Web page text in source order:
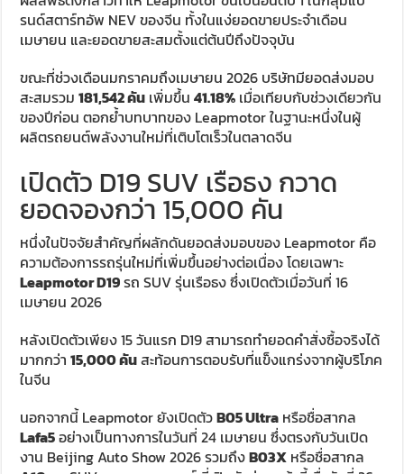
รนด์สตาร์ทอัพ NEV ของจีน ทั้งในแง่ยอดขายประจำเดือน
เมษายน และยอดขายสะสมตั้งแต่ต้นปีถึงปัจจุบัน
ขณะที่ช่วงเดือนมกราคมถึงเมษายน 2026 บริษัทมียอดส่งมอบ
สะสมรวม181,542 คัน เพิ่มขึ้น41.18% เมื่อเทียบกับช่วงเดียวกัน
ของปีก่อน ตอกย้ำบทบาทของ Leapmotor ในฐานะหนึ่งในผู้
ผลิตรถยนต์พลังงานใหม่ที่เติบโตเร็วในตลาดจีน
เปิดตัว D19 SUV เรือธง กวาด
ยอดจองกว่า 15,000 คัน
หนึ่งในปัจจัยสำคัญที่ผลักดันยอดส่งมอบของ Leapmotor คือ
ความต้องการรถรุ่นใหม่ที่เพิ่มขึ้นอย่างต่อเนื่อง โดยเฉพาะ
Leapmotor D19รถ SUV รุ่นเรือธง ซึ่งเปิดตัวเมื่อวันที่ 16
เมษายน 2026
หลังเปิดตัวเพียง 15 วันแรก D19 สามารถทำยอดคำสั่งซื้อจริงได้
มากกว่า15,000 คันสะท้อนการตอบรับที่แข็งแกร่งจากผู้บริโภค
ในจีน
นอกจากนี้ Leapmotor ยังเปิดตัวB05 Ultra หรือชื่อสากล
Lafa5อย่างเป็นทางการในวันที่ 24 เมษายน ซึ่งตรงกับวันเปิด
งาน Beijing Auto Show 2026 รวมถึงB03X หรือชื่อสากล